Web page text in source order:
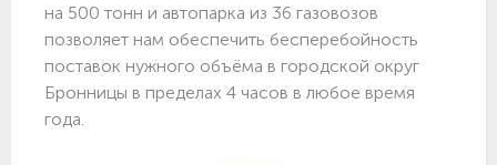
на 500 тонн и автопарка из 36 газовозов
позволяет нам обеспечить бесперебойность
поставок нужного объёма в городской округ
Бронницы в пределах 4 часов в любое время
года.